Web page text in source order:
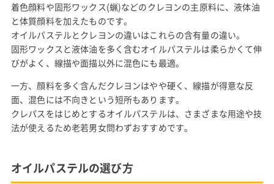
着色顔料や固形ワックス(蝋)などのクレヨンの主原料に、液体油
と体質顔料を加えたものです。
オイルパステルとクレヨンの違いはこれらの含有量の違い。
固形ワックスと液体油を多く含むオイルパステルは柔らかくて伸
びがよく、線描や面描以外に混色にも最適。
一方、顔料を多く含んだクレヨンはやや硬く、線描が得意な反
面、混色には不向きという短所もあります。
クレパスをはじめとするオイルパステルは、さまざまな用途や技
法が使えるため老若男女問わずおすすめです。
オイルパステルの選び方